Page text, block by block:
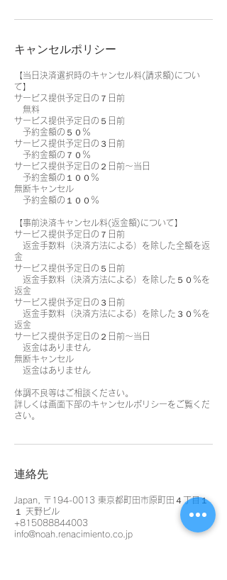
キャンセルポリシー
【当日決済選択時のキャンセル料(請求額)につい
て】
サービス提供予定日の７日前
無料
サービス提供予定日の５日前
予約金額の５０％
サービス提供予定日の３日前
予約金額の７０％
サービス提供予定日の２日前〜当日
予約金額の１００％
無断キャンセル
予約金額の１００％
【事前決済キャンセル料(返金額)について】
サービス提供予定日の７日前
返金手数料（決済方法による）を除した全額を返
金
サービス提供予定日の５日前
返金手数料（決済方法による）を除した５０％を
返金
サービス提供予定日の３日前
返金手数料（決済方法による）を除した３０％を
返金
サービス提供予定日の２日前〜当日
返金はありません
無断キャンセル
返金はありません
体調不良等はご相談ください。
詳しくは画面下部のキャンセルポリシーをご覧くだ
さい。
連絡先
Japan, 〒194-0013 東京都町田市原町田４丁目１
１ 天野ビル
+815088844003
info@noah.renacimiento.co.jp